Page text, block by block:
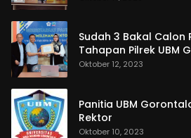
Sudah 3 Bakal
Tahapan Pilrek UBM
Oktober 12, 2023
Panitia UBM
Rektor
Oktober 10, 2023